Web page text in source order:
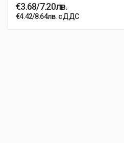
€3.68/7.20лв.
€4.42/8.64лв. с ДДС